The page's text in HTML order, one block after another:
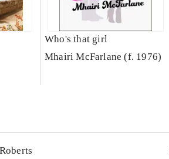
Who's that girl
Mhairi McFarlane (f. 1976)